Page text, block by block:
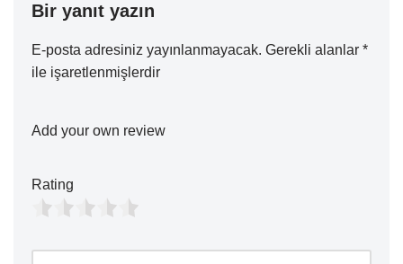
Bir yanıt yazın
E-posta adresiniz yayınlanmayacak. Gerekli alanlar *
ile işaretlenmişlerdir
Add your own review
Rating